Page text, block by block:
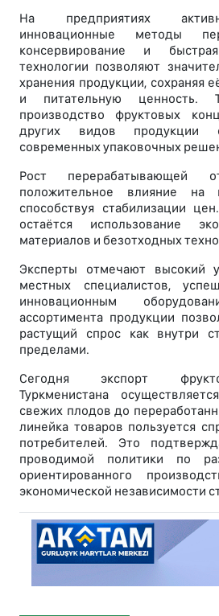
На предприятиях
инновационные методы
консервирование и
технологии позволяют
хранения продукции, сохраняя
и питательную ценность.
производство фруктовых
других видов продукции
современных упаковочных
Рост перерабатывающей
положительное влияние на
способствуя стабилизации
остаётся использование
материалов и безотходных
Эксперты отмечают высокий
местных специалистов,
инновационным
ассортимента продукции
растущий спрос как внутри
пределами.
Сегодня экспорт
Туркменистана
свежих плодов до
линейка товаров пользуется
потребителей. Это
проводимой политики по
ориентированного
экономической независимости